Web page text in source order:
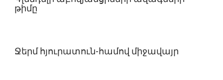
թիմը
Ջերմ հյուրատուն-համով միջավայր